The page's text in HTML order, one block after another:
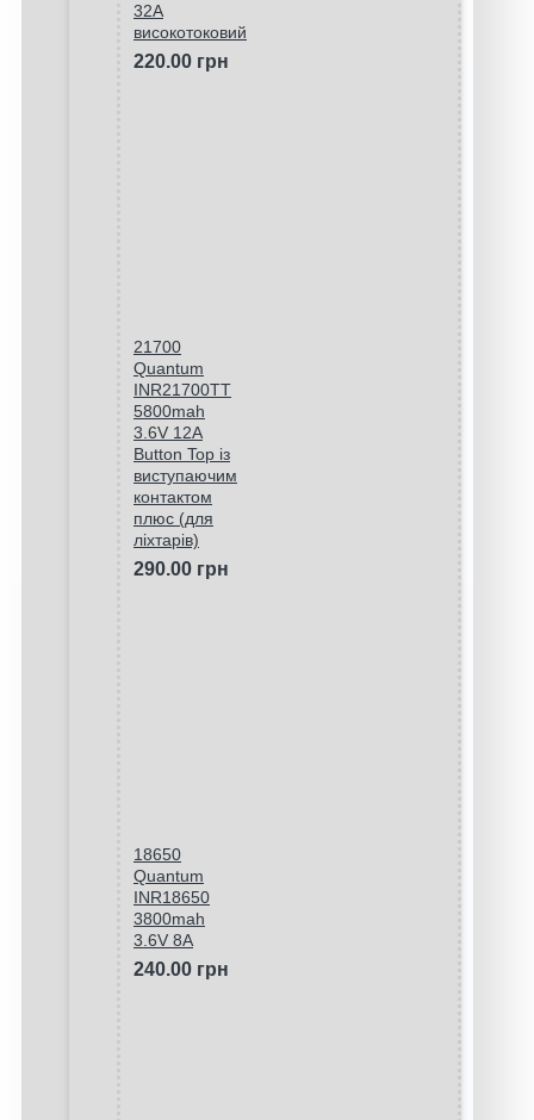
32A
високотоковий
220.00 грн
21700
Quantum
INR21700TT
5800mah
3.6V 12A
Button Top із
виступаючим
контактом
плюс (для
ліхтарів)
290.00 грн
18650
Quantum
INR18650
3800mah
3.6V 8A
240.00 грн